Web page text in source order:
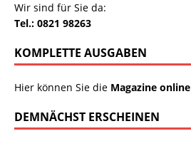
Wir sind für Sie da:
Tel.: 0821 98263
KOMPLETTE AUSGABEN
Hier können Sie die Magazine online
DEMNÄCHST ERSCHEINEN